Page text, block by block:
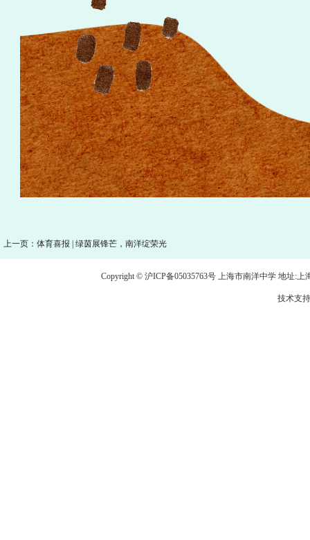
上一页：体育喜报 | 绿茵展锋芒，南洋绽荣光
Copyright © 沪ICP备05035763号 上海市南洋中学 地址:上
技术支